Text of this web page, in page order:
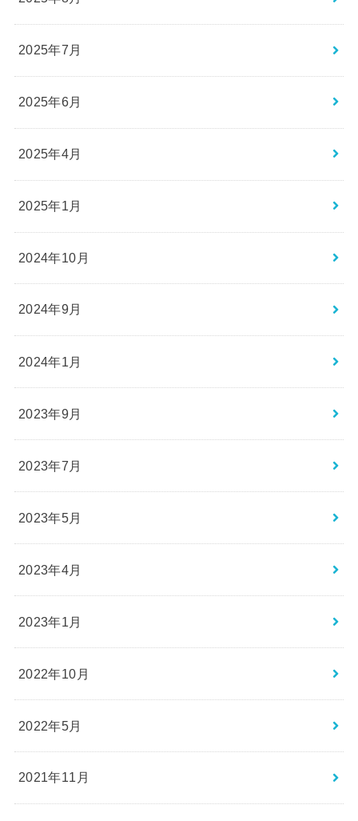
2025年7月
2025年6月
2025年4月
2025年1月
2024年10月
2024年9月
2024年1月
2023年9月
2023年7月
2023年5月
2023年4月
2023年1月
2022年10月
2022年5月
2021年11月